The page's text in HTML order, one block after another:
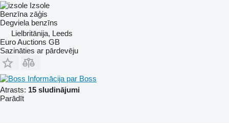
Izsole
Benzīna zāģis
Degviela benzīns
Lielbritānija, Leeds
Euro Auctions GB
Sazināties ar pārdevēju
Informācija par Boss
Atrasts: 15 sludinājumi
Parādīt